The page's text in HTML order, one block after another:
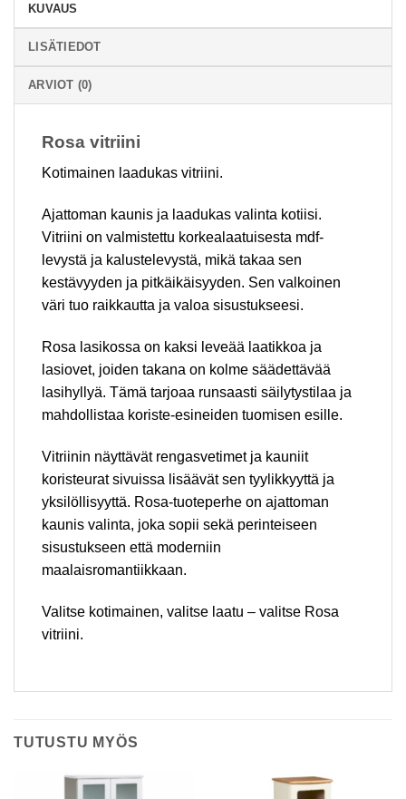
KUVAUS
LISÄTIEDOT
ARVIOT (0)
Rosa vitriini
Kotimainen laadukas vitriini.
Ajattoman kaunis ja laadukas valinta kotiisi.
Vitriini on valmistettu korkealaatuisesta mdf-
levystä ja kalustelevystä, mikä takaa sen
kestävyyden ja pitkäikäisyyden. Sen valkoinen
väri tuo raikkautta ja valoa sisustukseesi.
Rosa lasikossa on kaksi leveää laatikkoa ja
lasiovet, joiden takana on kolme säädettävää
lasihyllyä. Tämä tarjoaa runsaasti säilytystilaa ja
mahdollistaa koriste-esineiden tuomisen esille.
Vitriinin näyttävät rengasvetimet ja kauniit
koristeurat sivuissa lisäävät sen tyylikkyyttä ja
yksilöllisyyttä. Rosa-tuoteperhe on ajattoman
kaunis valinta, joka sopii sekä perinteiseen
sisustukseen että moderniin
maalaisromantiikkaan.
Valitse kotimainen, valitse laatu – valitse Rosa
vitriini.
TUTUSTU MYÖS